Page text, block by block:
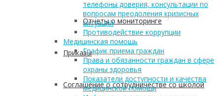
Отчеты о мониторинге
Приказы
Соглашение о сотрудничестве со школой
телефоны доверия, консультации по
вопросам преодоления кризисных
ситуаций
Противодействие коррупции
Медицинская помощь
График приема граждан
Права и обязанности граждан в сфере
охраны здоровья
Показатели доступности и качества
медицинской помощи